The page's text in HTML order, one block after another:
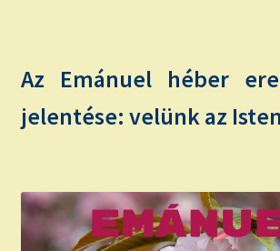
Az Emánuel héber
jelentése: velünk az